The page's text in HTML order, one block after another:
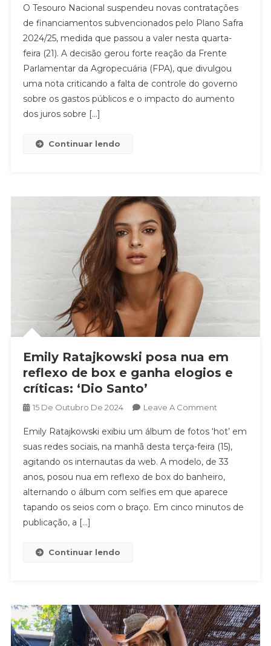
De
Crédito
No
Plano
Safra
Gera
Críticas
O Tesouro Nacional suspendeu novas contratações
de financiamentos subvencionados pelo Plano Safra
2024/25, medida que passou a valer nesta quarta-
feira (21). A decisão gerou forte reação da Frente
Parlamentar da Agropecuária (FPA), que divulgou
uma nota criticando a falta de controle do governo
sobre os gastos públicos e o impacto do aumento
dos juros sobre […]
Continuar lendo
Emily Ratajkowski posa nua em
reflexo de box e ganha elogios e
críticas: ‘Dio Santo’
15 De Outubro De 2024 Leave A Comment
Ratajkowski
Posa
Nua
Em
Reflexo
De
Santo’
Emily Ratajkowski exibiu um álbum de fotos ‘hot’ em
suas redes sociais, na manhã desta terça-feira (15),
agitando os internautas da web. A modelo, de 33
anos, posou nua em reflexo de box do banheiro,
alternando o álbum com selfies em que aparece
tapando os seios com o braço. Em cinco minutos de
publicação, a […]
Continuar lendo